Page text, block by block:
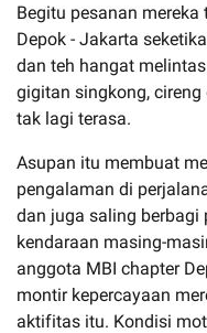
Begitu pesanan
Depok - Jakarta
dan teh hangat
gigitan singkong,
tak lagi terasa.
Asupan itu membuat
pengalaman di
dan juga saling berbagi
kendaraan masing-
anggota MBI chapter
montir kepercayaan
aktifitas itu. Kondisi